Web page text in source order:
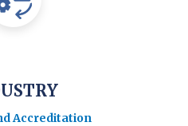
Accreditation